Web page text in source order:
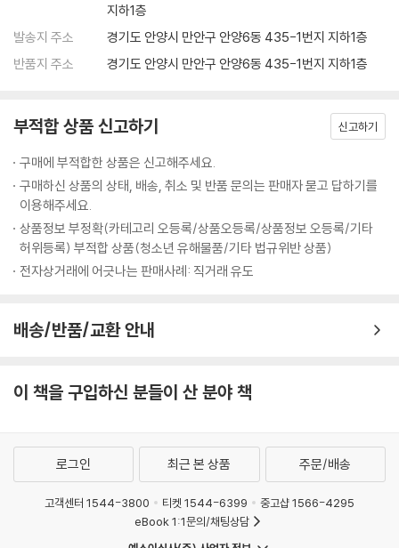
지하1층
발송지 주소
경기도 안양시 만안구 안양6동 435-1번지 지하1층
반품지 주소
경기도 안양시 만안구 안양6동 435-1번지 지하1층
부적합 상품 신고하기 신고하기
구매에 부적합한 상품은 신고해주세요.
구매하신 상품의 상태, 배송, 취소 및 반품 문의는 판매자 묻고 답하기를
이용해주세요.
상품정보 부정확(카테고리 오등록/상품오등록/상품정보 오등록/기타
허위등록) 부적합 상품(청소년 유해물품/기타 법규위반 상품)
전자상거래에 어긋나는 판매사례: 직거래 유도
배송/반품/교환 안내
이 책을 구입하신 분들이 산 분야 책
로그인 최근 본 상품 주문/배송
고객센터 1544-3800 티켓 1544-6399
중고샵 1566-4295
eBook 1:1문의/채팅상담